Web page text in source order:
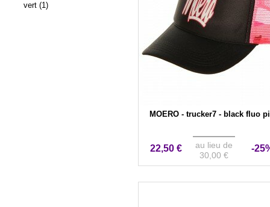
vert (1)
MOERO - trucker7 - black fluo
22,50 €
au lieu de
30,00 €
-